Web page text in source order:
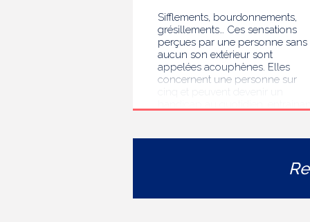
Sifflements, bourdonnements,
grésillements… Ces sensations
perçues par une personne sans
aucun son extérieur sont
appelées acouphènes. Elles
concernent une personne sur
l’isolement ou de l’anxiété. Face à
thérapeutique rencontrée par les